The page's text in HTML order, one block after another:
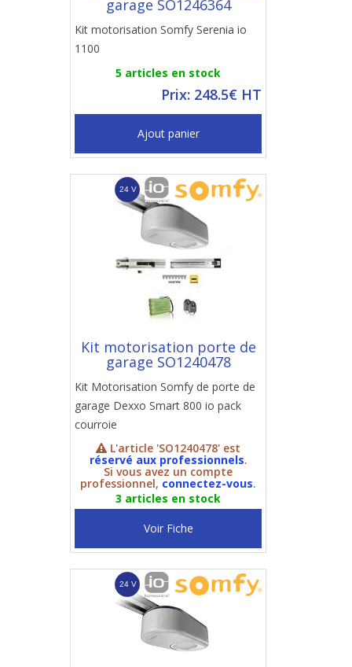
garage SO1246364
Kit motorisation Somfy Serenia io
1100
5 articles en stock
Prix: 248.5€ HT
Ajout panier
Kit motorisation porte de
garage SO1240478
Kit Motorisation Somfy de porte de
garage Dexxo Smart 800 io pack
courroie
L'article 'SO1240478' est
réservé aux professionnels.
Si vous avez un compte
professionnel, connectez-vous.
3 articles en stock
Voir Fiche